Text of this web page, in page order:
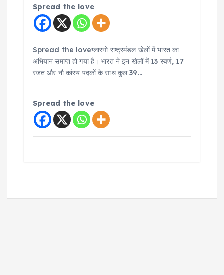
Spread the love
Spread the loveग्लास्गो राष्ट्रमंडल खेलों में भारत का
अभियान समाप्त हो गया है। भारत ने इन खेलों में 13 स्वर्ण, 17
रजत और नौ कांस्य पदकों के साथ कुल 39…
Spread the love